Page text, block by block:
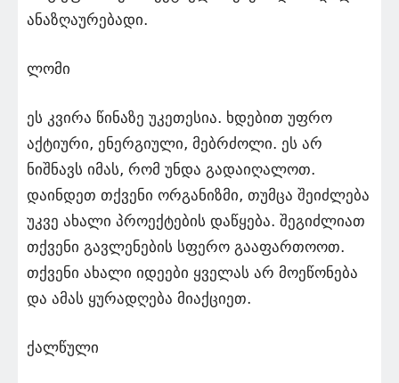
ანაზღაურებადი.
ლომი
ეს კვირა წინაზე უკეთესია. ხდებით უფრო
აქტიური, ენერგიული, მებრძოლი. ეს არ
ნიშნავს იმას, რომ უნდა გადაიღალოთ.
დაინდეთ თქვენი ორგანიზმი, თუმცა შეიძლება
უკვე ახალი პროექტების დაწყება. შეგიძლიათ
თქვენი გავლენების სფერო გააფართოოთ.
თქვენი ახალი იდეები ყველას არ მოეწონება
და ამას ყურადღება მიაქციეთ.
ქალწული